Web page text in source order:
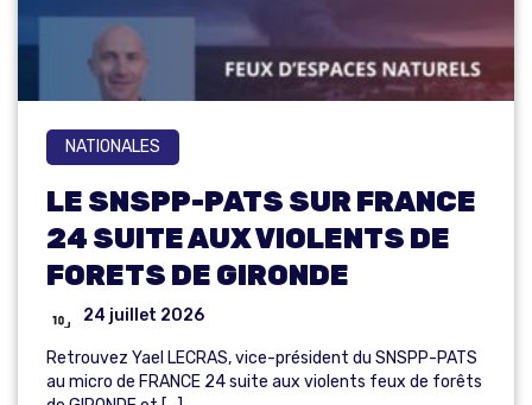
NATIONALES
LE SNSPP-PATS SUR FRANCE
24 SUITE AUX VIOLENTS DE
FORETS DE GIRONDE
24 juillet 2026
Retrouvez Yael LECRAS, vice-président du SNSPP-PATS
au micro de FRANCE 24 suite aux violents feux de forêts